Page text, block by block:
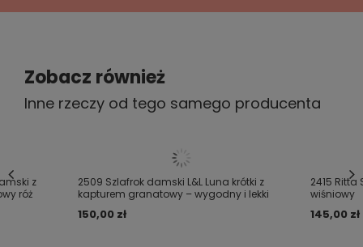
Dodaj własne zdjęcie produktu:
Twoje imię
Wyślij opinię
Zobacz również
Inne rzeczy od tego samego producenta
z
róż
2509 Szlafrok damski L&L Luna krótki z
kapturem granatowy – wygodny i lekki
150,00 zł
2415 Ritta
wiśniowy
145,00 zł